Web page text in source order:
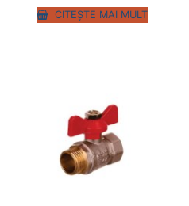
CITEȘTE MAI MULT